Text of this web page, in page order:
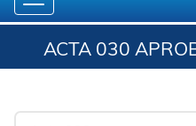
ACTA 030